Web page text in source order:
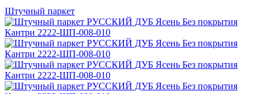
Штучный паркет